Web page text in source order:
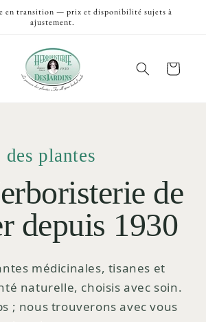
en transition — prix et disponibilité sujets à
ajustement.
Panier
plantes
de
depuis 1930
médicinales, tisanes et
naturelle, choisis avec soin.
; nous trouverons avec vous